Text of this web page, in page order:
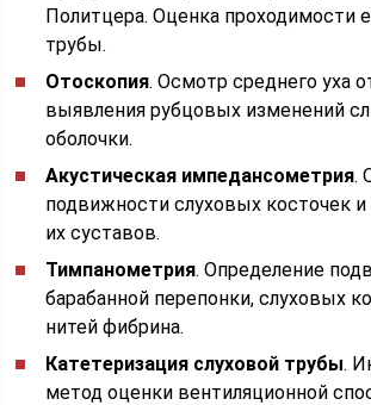
Политцера. Оценка проходимости
трубы.
Отоскопия. Осмотр среднего уха
выявления рубцовых изменений
оболочки.
Акустическая импедансометрия.
подвижности слуховых косточек
их суставов.
Тимпанометрия. Определение
барабанной перепонки, слуховых
нитей фибрина.
Катетеризация слуховой трубы.
метод оценки вентиляционной